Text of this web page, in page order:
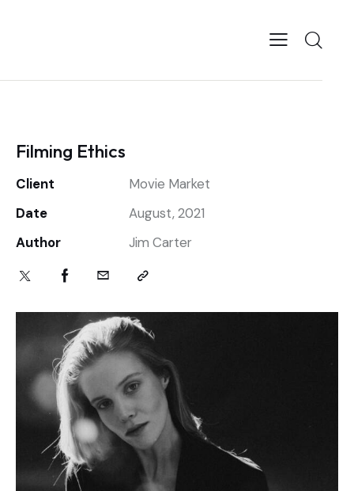
Filming Ethics
Client
Movie Market
Date
August, 2021
Author
Jim Carter